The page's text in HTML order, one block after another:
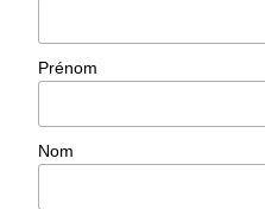
Prénom
Nom